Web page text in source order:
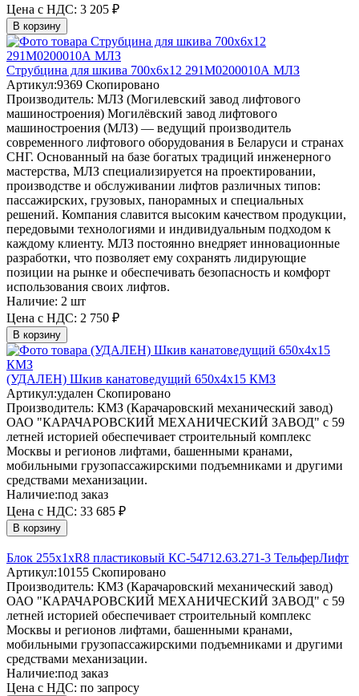
Цена с НДС: 3 205 ₽
В корзину
Струбцина для шкива 700х6х12 291М0200010А МЛЗ
Артикул:9369 Скопировано
Производитель: МЛЗ (Могилевский завод лифтового
машиностроения) Могилёвский завод лифтового
машиностроения (МЛЗ) — ведущий производитель
современного лифтового оборудования в Беларуси и странах
СНГ. Основанный на базе богатых традиций инженерного
мастерства, МЛЗ специализируется на проектировании,
производстве и обслуживании лифтов различных типов:
пассажирских, грузовых, панорамных и специальных
решений. Компания славится высоким качеством продукции,
передовыми технологиями и индивидуальным подходом к
каждому клиенту. МЛЗ постоянно внедряет инновационные
разработки, что позволяет ему сохранять лидирующие
позиции на рынке и обеспечивать безопасность и комфорт
использования своих лифтов.
Наличие: 2 шт
Цена с НДС: 2 750 ₽
В корзину
(УДАЛЕН) Шкив канатоведущий 650х4х15 КМЗ
Артикул:удален Скопировано
Производитель: КМЗ (Карачаровский механический завод)
ОАО "КАРАЧАРОВСКИЙ МЕХАНИЧЕСКИЙ ЗАВОД" с 59
летней историей обеспечивает строительный комплекс
Москвы и регионов лифтами, башенными кранами,
мобильными грузопассажирскими подъемниками и другими
средствами механизации.
Наличие:под заказ
Цена с НДС: 33 685 ₽
В корзину
Блок 255х1хR8 пластиковый КС-54712.63.271-3 ТельферЛифт
Артикул:10155 Скопировано
Производитель: КМЗ (Карачаровский механический завод)
ОАО "КАРАЧАРОВСКИЙ МЕХАНИЧЕСКИЙ ЗАВОД" с 59
летней историей обеспечивает строительный комплекс
Москвы и регионов лифтами, башенными кранами,
мобильными грузопассажирскими подъемниками и другими
средствами механизации.
Наличие:под заказ
Цена с НДС: по запросу